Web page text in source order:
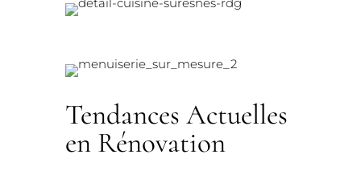
Tendances Actuelles
en Rénovation